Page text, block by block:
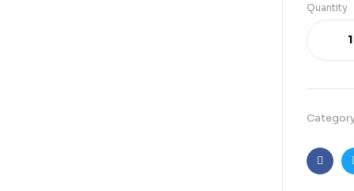
Quantity